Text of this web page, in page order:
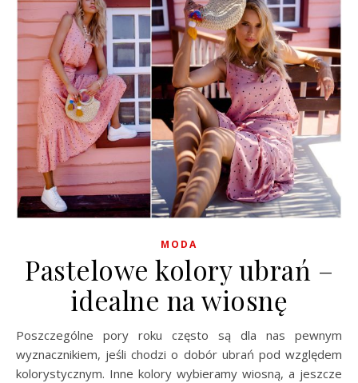
MODA
Pastelowe kolory ubrań –
idealne na wiosnę
Poszczególne pory roku często są dla nas pewnym
wyznacznikiem, jeśli chodzi o dobór ubrań pod względem
kolorystycznym. Inne kolory wybieramy wiosną, a jeszcze